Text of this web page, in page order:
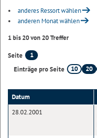
anderes Ressort wählen
anderen Monat wählen
1 bis 20 von 20 Treffer
Seite
1
Einträge pro Seite
10 20
Datum
28.02.2001